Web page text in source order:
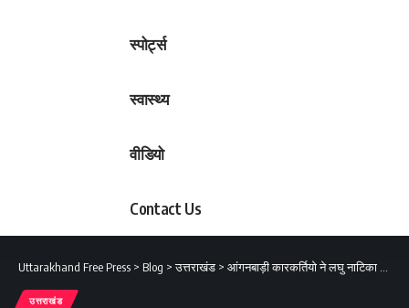
स्पोर्ट्स
स्वास्थ्य
वीडियो
Contact Us
Uttarakhand Free Press > Blog >उत्तराखंड > आंगनबाड़ी कारकर्तियो ने लघु नाटिका के माध्यम से स्तनपान के बारे महिलाओं को किया जागरूक
उत्तराखंड